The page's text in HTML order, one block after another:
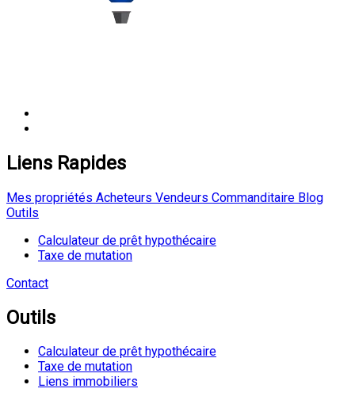
Liens Rapides
Mes propriétés Acheteurs Vendeurs Commanditaire Blog
Outils
Calculateur de prêt hypothécaire
Taxe de mutation
Contact
Outils
Calculateur de prêt hypothécaire
Taxe de mutation
Liens immobiliers